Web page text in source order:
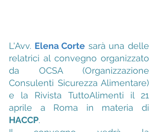
L'Avv. Elena Corte sarà una delle
relatrici al convegno organizzato
da OCSA (Organizzazione
Consulenti Sicurezza Alimentare)
e la Rivista TuttoAlimenti il 21
HACCP.